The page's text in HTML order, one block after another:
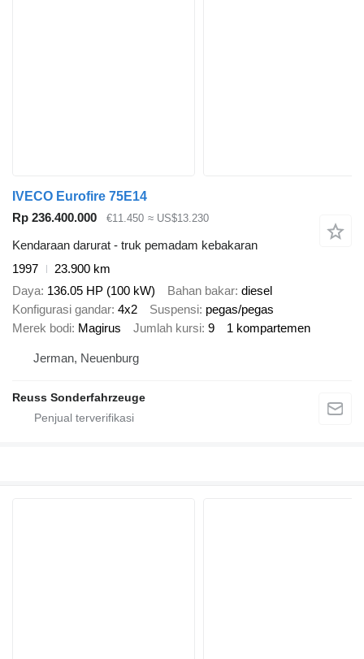
IVECO Eurofire 75E14
Rp 236.400.000
€11.450 ≈ US$13.230
Kendaraan darurat - truk pemadam kebakaran
1997
23.900 km
Daya 136.05 HP (100 kW) Bahan bakar diesel
Konfigurasi gandar 4x2 Suspensi pegas/pegas
Merek bodi Magirus Jumlah kursi 9 1 kompartemen
Jerman, Neuenburg
Reuss Sonderfahrzeuge